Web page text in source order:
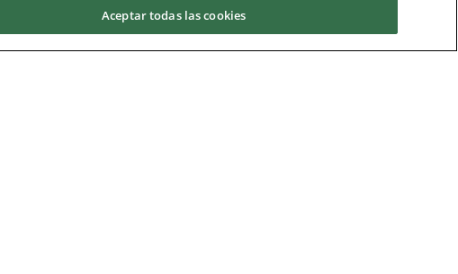
Aceptar todas las cookies